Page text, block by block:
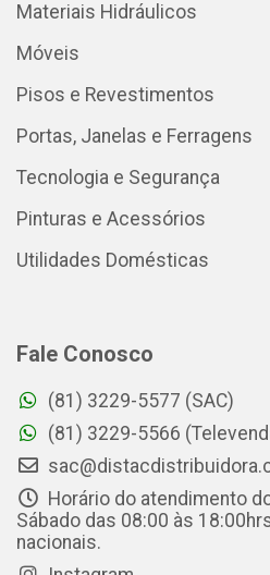
Materiais Hidráulicos
Móveis
Pisos e Revestimentos
Portas, Janelas e Ferragens
Tecnologia e Segurança
Pinturas e Acessórios
Utilidades Domésticas
Fale Conosco
(81) 3229-5577 (SAC)
(81) 3229-5566
Horário do atendimento
Sábado das 08:00 às
nacionais.